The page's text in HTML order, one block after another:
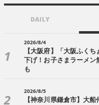
DAILY
2026/8/4
【大阪府】「大阪ふく
下げ！お子さまラーメ
も
2026/8/5
【神奈川県鎌倉市】大船